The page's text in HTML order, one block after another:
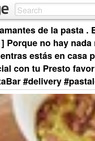
de la pasta .
Porque no hay
estás en casa
con tu Presto
#delivery